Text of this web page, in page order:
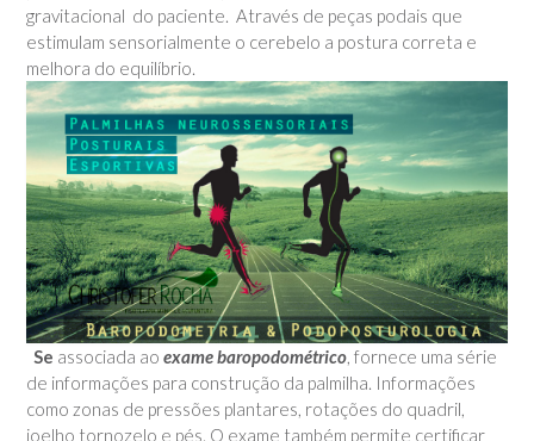
gravitacional do paciente. Através de peças podais que
estimulam sensorialmente o cerebelo a postura correta e
melhora do equilíbrio.
Se associada ao exame baropodométrico, fornece uma série
de informações para construção da palmilha. Informações
como zonas de pressões plantares, rotações do quadril,
joelho tornozelo e pés. O exame também permite certificar